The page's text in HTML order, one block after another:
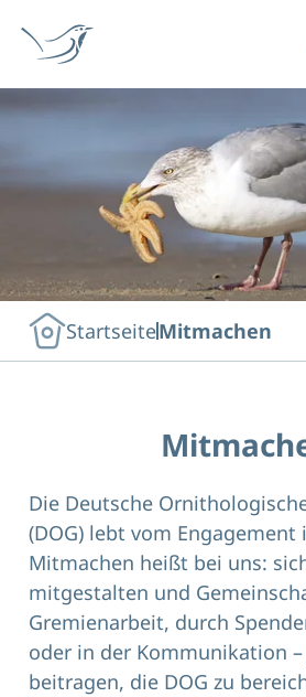
StartseiteMitmachen
Die Deutsche
(DOG) lebt vom
Mitmachen heißt bei uns:
mitgestalten und
Gremienarbeit, durch
oder in der Kommunikation
beitragen, die DOG zu